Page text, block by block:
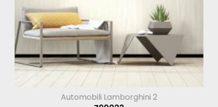
Automobili Lamborghini 2